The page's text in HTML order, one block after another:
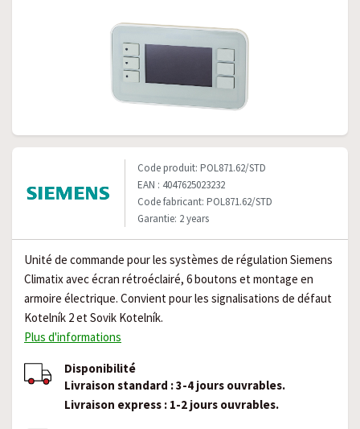
Code produit: POL871.62/STD
EAN : 4047625023232
Code fabricant: POL871.62/STD
Garantie: 2 years
Unité de commande pour les systèmes de régulation Siemens
Climatix avec écran rétroéclairé, 6 boutons et montage en
armoire électrique. Convient pour les signalisations de défaut
Kotelník 2 et Sovik Kotelník.
Plus d'informations
Disponibilité
Livraison standard : 3-4 jours ouvrables.
Livraison express : 1-2 jours ouvrables.